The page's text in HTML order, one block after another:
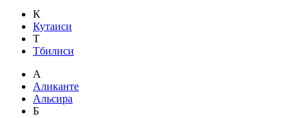
К
Кутаиси
Т
Тбилиси
А
Аликанте
Альсира
Б